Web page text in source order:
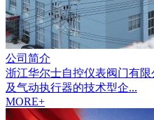
公司简介
浙江华尔士自控仪表阀门有
及气动执行器的技术型企...
MORE+